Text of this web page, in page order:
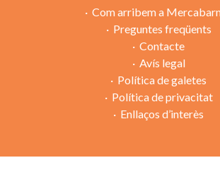
Com arribem a
Preguntes freqüents
Contacte
Avís legal
Política de galetes
Política de privacitat
Enllaços d’interès